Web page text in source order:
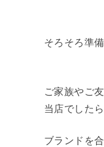
そろそろ準
ご家族やご
当店でした
ブランドを